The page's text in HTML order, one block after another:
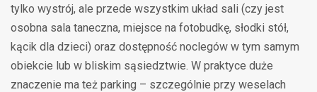
tylko wystrój, ale przede wszystkim układ sali (czy jest
osobna sala taneczna, miejsce na fotobudkę, słodki stół,
kącik dla dzieci) oraz dostępność noclegów w tym samym
obiekcie lub w bliskim sąsiedztwie. W praktyce duże
znaczenie ma też parking – szczególnie przy weselach